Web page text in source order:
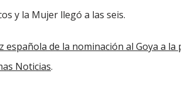
y la Mujer llegó a las seis.
española de la nominación al Goya a la
Noticias.